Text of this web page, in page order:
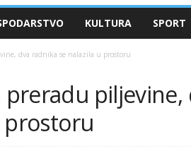
KULTURA SPORT
dva radnika se nalazila u prostoru
piljevine,
prostoru